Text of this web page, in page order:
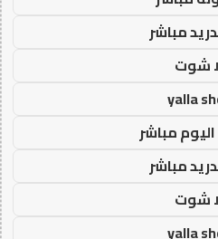
مباشر
شوت
yalla
مباشر
مباشر
شوت
yalla